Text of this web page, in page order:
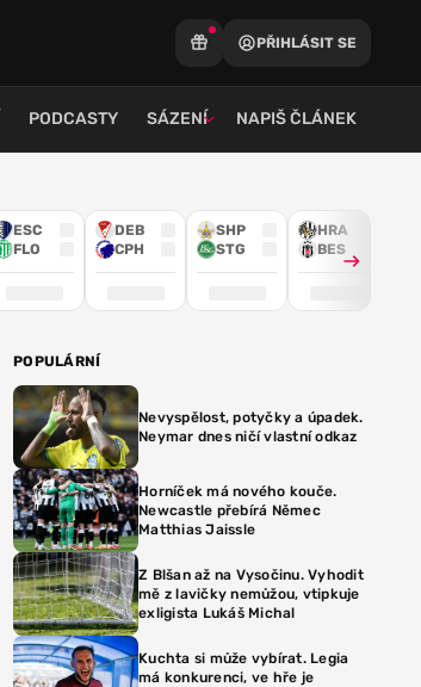
PŘIHLÁSIT SE
PODCASTY SÁZENÍ NAPIŠ ČLÁNEK
ESC
FLO
DEB
CPH
SHP
STG
HRA
BES
POPULÁRNÍ
Nevyspělost, potyčky a úpadek.
Neymar dnes ničí vlastní odkaz
Horníček má nového kouče.
Newcastle přebírá Němec
Matthias Jaissle
Z Blšan až na Vysočinu. Vyhodit
mě z lavičky nemůžou, vtipkuje
exligista Lukáš Michal
Kuchta si může vybírat. Legia
má konkurenci, ve hře je